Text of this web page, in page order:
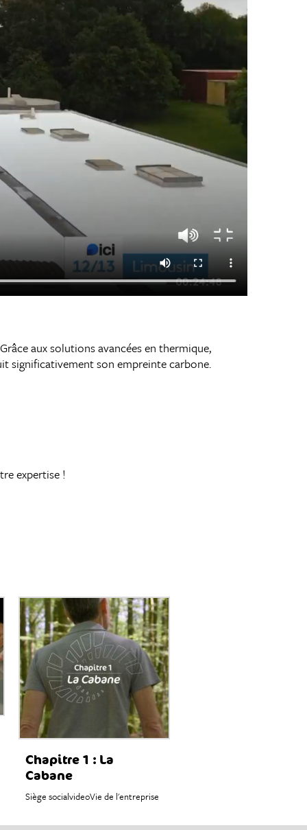
aux solutions avancées en thermique,
significativement son empreinte carbone.
expertise !
Chapitre 1 : La
Cabane
Siège socialvideoVie de l'entreprise